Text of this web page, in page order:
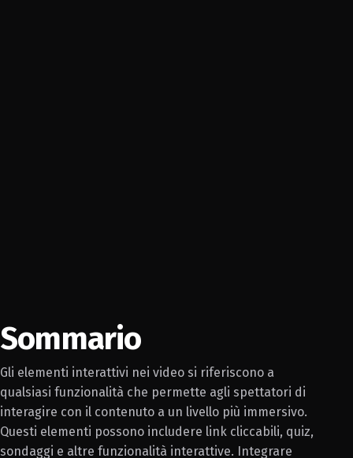
Sommario
Gli elementi interattivi nei video si riferiscono a
qualsiasi funzionalità che permette agli spettatori di
interagire con il contenuto a un livello più immersivo.
Questi elementi possono includere link cliccabili, quiz,
sondaggi e altre funzionalità interattive. Integrare